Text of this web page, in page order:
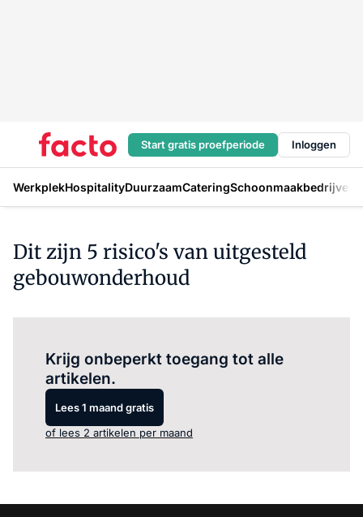
Start gratis proefperiode Inloggen
WerkplekHospitalityDuurzaamCateringSchoonmaakbedrijven
Dit zijn 5 risico's van uitgesteld
gebouwonderhoud
Krijg onbeperkt toegang tot alle
artikelen.
Lees 1 maand gratis
of lees 2 artikelen per maand